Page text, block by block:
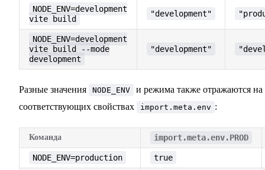
NODE_ENV=development
vite build
"development"
NODE_ENV=development
vite build --mode
development
"development"
Разные значения NODE_ENV
и режима также отражаются на
соответствующих свойствах
import.meta.env :
Команда import.meta.env.PROD
NODE_ENV=production true